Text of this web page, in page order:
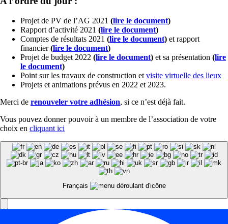
Projet de PV de l’AG 2021 (lire le document)
Rapport d’activité 2021 (lire le document)
Comptes de résultats 2021 (lire le document) et rapport
financier(lire le document)
Projet de budget 2022 (lire le document) et sa présentation (lire
le document)
Point sur les travaux de construction et visite virtuelle des lieux
Projets et animations prévus en 2022 et 2023.
Merci de renouveler votre adhésion, si ce n’est déjà fait.
Vous pouvez donner pouvoir à un membre de l’association de votre
choix en cliquant ici
Français